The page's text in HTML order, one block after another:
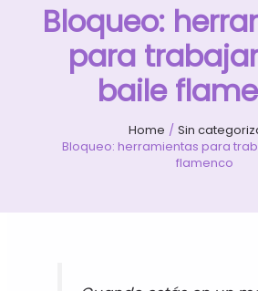
Bloqueo:
para
baile
Home
Sin
Bloqueo: herramientas para
flamenco